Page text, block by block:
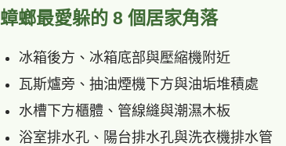
蟑螂最愛躲的 8 個居家角落
冰箱後方、冰箱底部與壓縮機附近
瓦斯爐旁、抽油煙機下方與油垢堆積處
水槽下方櫃體、管線縫與潮濕木板
浴室排水孔、陽台排水孔與洗衣機排水管